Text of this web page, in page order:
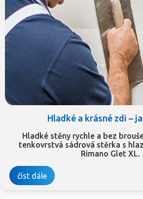
Hladké a krásné zdi –
Hladké stěny rychle a bez
tenkovrstvá sádrová stěrka s
Rimano Glet XL.
číst dále